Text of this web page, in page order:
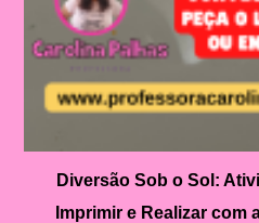
Diversão Sob o Sol:
Imprimir e Realizar com